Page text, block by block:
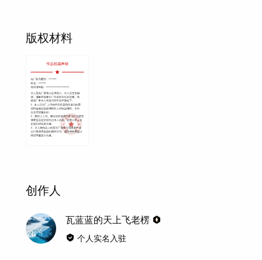
版权材料
创作人
瓦蓝蓝的天上飞老楞
个人实名入驻